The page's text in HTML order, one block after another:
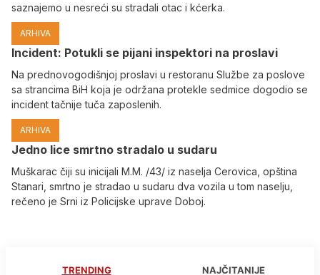
saznajemo u nesreći su stradali otac i kćerka.
ARHIVA
Incident: Potukli se pijani inspektori na proslavi
Na prednovogodišnjoj proslavi u restoranu Službe za poslove
sa strancima BiH koja je održana protekle sedmice dogodio se
incident tačnije tuča zaposlenih.
ARHIVA
Јedno lice smrtno stradalo u sudaru
Muškarac čiji su inicijali M.M. /43/ iz naselja Cerovica, opština
Stanari, smrtno je stradao u sudaru dva vozila u tom naselju,
rečeno je Srni iz Policijske uprave Doboj.
TRENDING NAJČITANIJE